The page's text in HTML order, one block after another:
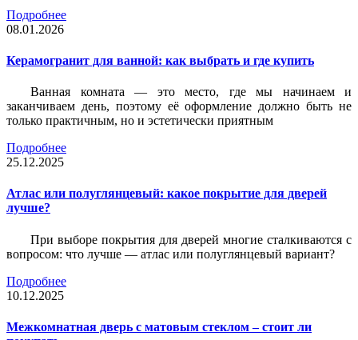
Подробнее
08.01.2026
Керамогранит для ванной: как выбрать и где купить
Ванная комната — это место, где мы начинаем и
заканчиваем день, поэтому её оформление должно быть не
только практичным, но и эстетически приятным
Подробнее
25.12.2025
Атлас или полуглянцевый: какое покрытие для дверей
лучше?
При выборе покрытия для дверей многие сталкиваются с
вопросом: что лучше — атлас или полуглянцевый вариант?
Подробнее
10.12.2025
Межкомнатная дверь с матовым стеклом – стоит ли